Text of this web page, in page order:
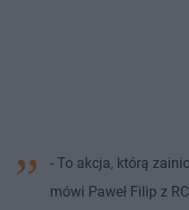
- To akcja, którą
mówi Paweł Filip z